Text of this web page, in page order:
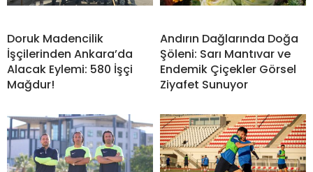
Doruk Madencilik
İşçilerinden Ankara’da
Alacak Eylemi: 580 İşçi
Mağdur!
Andırın Dağlarında Doğa
Şöleni: Sarı Mantıvar ve
Endemik Çiçekler Görsel
Ziyafet Sunuyor